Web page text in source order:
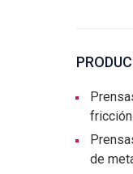
fricción
de